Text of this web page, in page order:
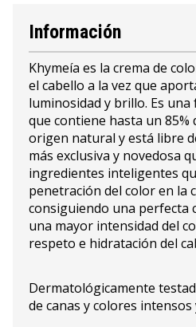
Información
Khymeía es la crema de
el cabello a la vez que
luminosidad y brillo. Es
que contiene hasta un 85%
origen natural y está libre
más exclusiva y novedosa
ingredientes inteligentes
penetración del color en la
consiguiendo una perfecta
una mayor intensidad del
respeto e hidratación del
Dermatológicamente
de canas y colores